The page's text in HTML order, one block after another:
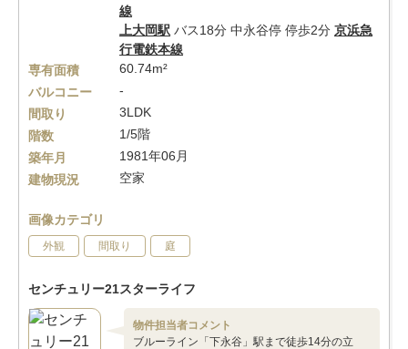
線
上大岡駅 バス18分 中永谷停 停歩2分 京浜急
行電鉄本線
専有面積
60.74m²
バルコニー
-
間取り
3LDK
階数
1/5階
築年月
1981年06月
建物現況
空家
画像カテゴリ
外観 間取り 庭
センチュリー21スターライフ
物件担当者コメント
ブルーライン「下永谷」駅まで徒歩14分の立